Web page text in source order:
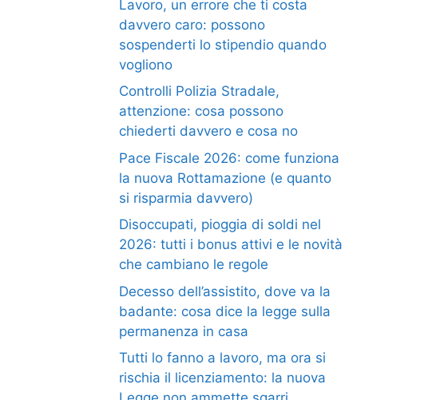
Lavoro, un errore che ti costa
davvero caro: possono
sospenderti lo stipendio quando
vogliono
Controlli Polizia Stradale,
attenzione: cosa possono
chiederti davvero e cosa no
Pace Fiscale 2026: come funziona
la nuova Rottamazione (e quanto
si risparmia davvero)
Disoccupati, pioggia di soldi nel
2026: tutti i bonus attivi e le novità
che cambiano le regole
Decesso dell’assistito, dove va la
badante: cosa dice la legge sulla
permanenza in casa
Tutti lo fanno a lavoro, ma ora si
rischia il licenziamento: la nuova